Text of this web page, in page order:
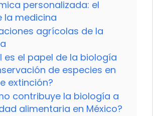
personalizada: el
la medicina
agrícolas de la
es el papel de la biología
de especies en
extinción?
contribuye la biología a
alimentaria en México?